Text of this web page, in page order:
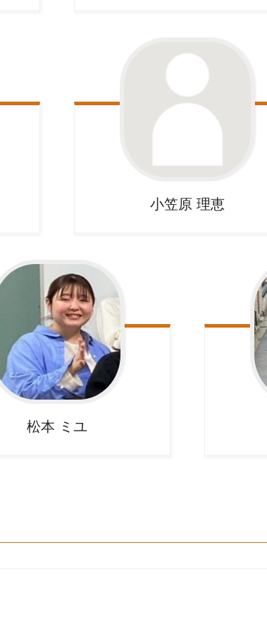
小笠原 理恵
松本 ミユ